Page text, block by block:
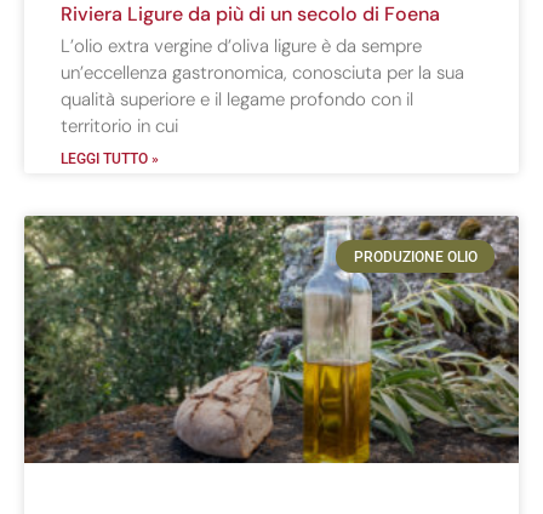
Riviera Ligure da più di un secolo di Foena
L’olio extra vergine d’oliva ligure è da sempre
un’eccellenza gastronomica, conosciuta per la sua
qualità superiore e il legame profondo con il
territorio in cui
LEGGI TUTTO »
PRODUZIONE OLIO